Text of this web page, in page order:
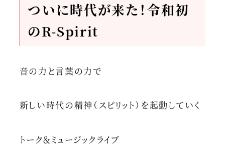
ついに時代が来た！令和初
のR-Spirit
音の力と言葉の力で
新しい時代の精神（スピリット）を起動していく
トーク＆ミュージックライブ